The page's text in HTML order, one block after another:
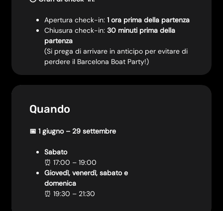
Apertura check-in: 1 ora prima della partenza
Chiusura check-in: 30 minuti prima della
partenza
(Si prega di arrivare in anticipo per evitare di
perdere il Barcelona Boat Party!)
Quando
📅 1 giugno – 29 settembre
Sabato
⏰ 17:00 – 19:00
Giovedì, venerdì, sabato e
domenica
⏰ 19:30 – 21:30